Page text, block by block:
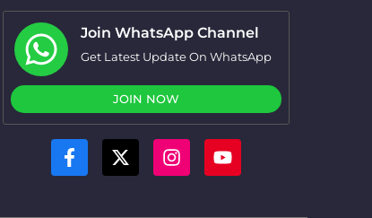
Join WhatsApp Channel
Get Latest Update On WhatsApp
JOIN NOW